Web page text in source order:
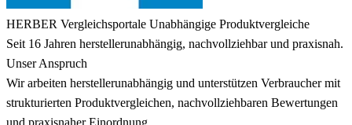
HERBER Vergleichsportale Unabhängige Produktvergleiche
Seit 16 Jahren herstellerunabhängig, nachvollziehbar und praxisnah.
Unser Anspruch
Wir arbeiten herstellerunabhängig und unterstützen Verbraucher mit
strukturierten Produktvergleichen, nachvollziehbaren Bewertungen
und praxisnaher Einordnung.